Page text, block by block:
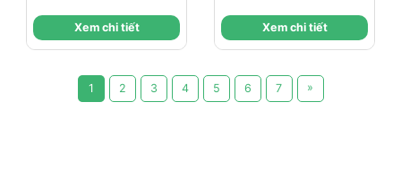
Cảm
Xem chi tiết
Soát Dầu Nhờn
Không Gây Khô
Căng
Xem chi tiết
1 2 3 4 5 6 7 »